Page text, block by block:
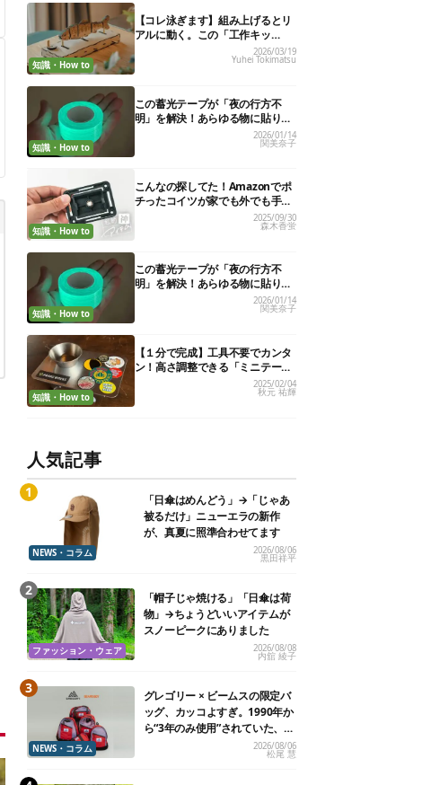
知識・How to
【コレ泳ぎます】組み上げるとリ
アルに動く。この「工作キッ
ト」、インテリアにもいいんです
2026/03/19
Yuhei Tokimatsu
知識・How to
この蓄光テープが「夜の行方不
明」を解決！あらゆる物に貼りま
くり、効果を実証してみた2026/01/14
関美奈子
知識・How to
こんなの探してた！Amazonでポ
チったコイツが家でも外でも手放
せない相棒を作ってくれました
2025/09/30
森木香蛍
知識・How to
この蓄光テープが「夜の行方不
明」を解決！あらゆる物に貼りま
くり、効果を実証してみた2026/01/14
関美奈子
知識・How to
【１分で完成】工具不要でカンタ
ン！高さ調整できる「ミニテーブ
ル」作ってみた。材料はまさか
2025/02/04
秋元 祐輝
人気記事
NEWS・コラム
「日傘はめんどう」→「じゃあ
被るだけ」ニューエラの新作
が、真夏に照準合わせてます
2026/08/06
黒田祥平
ファッション・ウェア
「帽子じゃ焼ける」「日傘は荷
物」→ちょうどいいアイテムが
スノーピークにありました
2026/08/08
内舘 綾子
NEWS・コラム
グレゴリー × ビームスの限定バ
ッグ、カッコよすぎ。1990年か
ら“3年のみ使用”されていた、紫
2026/08/06
松尾 慧